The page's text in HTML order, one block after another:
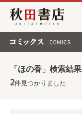
秋田書店
「ほの香」検索結果
2件見つかりました